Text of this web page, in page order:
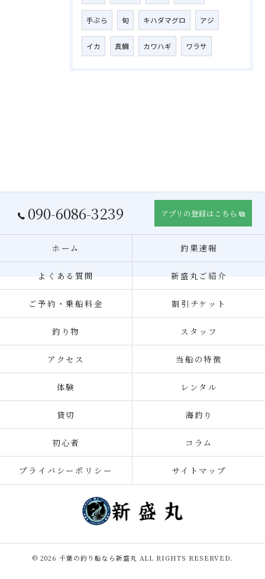
手ぶら 旬 キハダマグロ アジ
イカ 真鯛 カワハギ ワラサ
090-6086-3239 アプリの登録はこちら
ホーム 釣果速報
よくある質問 新盛丸ご紹介
ご予約・乗船料金 割引チケット
釣り物 スタッフ
アクセス 当船の特徴
体験 レンタル
貸切 海釣り
初心者 コラム
プライバシーポリシー サイトマップ
© 2026 千葉の釣り船なら新盛丸 ALL RIGHTS RESERVED.